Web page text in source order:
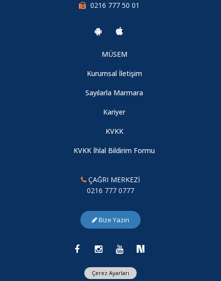
0216 777 50 01
MÜSEM
Kurumsal İletişim
Sayılarla Marmara
Kariyer
KVKK
KVKK İhlal Bildirim Formu
ÇAĞRI MERKEZİ
0216 777 0777
Bize Yazın
Çerez Ayarları